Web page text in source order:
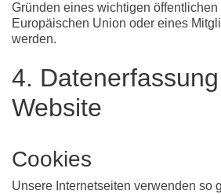
Gründen eines wichtigen öffentlichen
Europäischen Union oder eines
werden.
4.
Website
Cookies
Unsere Internetseiten verwenden so